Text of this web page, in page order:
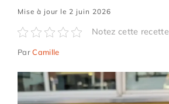
Mise à jour le 2 juin 2026
Notez cette recette
ParCamille